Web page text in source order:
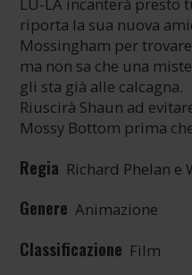
LU-LA incanterà presto
riporta la sua nuova
Mossingham per
ma non sa che una
gli sta già alle calcagna.
Riuscirà Shaun ad
Mossy Bottom prima
Regia Richard Phelan e
Genere Animazione
Classificazione Film